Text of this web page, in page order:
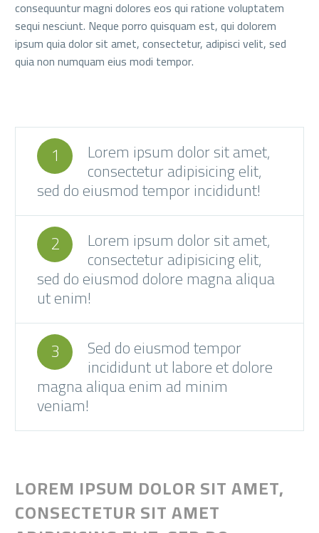
consequuntur magni dolores eos qui ratione voluptatem
sequi nesciunt. Neque porro quisquam est, qui dolorem
ipsum quia dolor sit amet, consectetur, adipisci velit, sed
quia non numquam eius modi tempor.
1 Lorem ipsum dolor sit amet,
consectetur adipisicing elit,
sed do eiusmod tempor incididunt!
2 Lorem ipsum dolor sit amet,
consectetur adipisicing elit,
sed do eiusmod dolore magna aliqua
ut enim!
3 Sed do eiusmod tempor
incididunt ut labore et dolore
magna aliqua enim ad minim
veniam!
LOREM IPSUM DOLOR SIT AMET,
CONSECTETUR SIT AMET